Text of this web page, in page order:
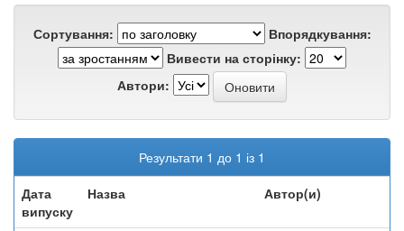
Сортування:
Впорядкування:
Вивести на сторінку:
Автори:
Результати 1 до 1 із 1
Дата
випуску
Назва Автор(и)